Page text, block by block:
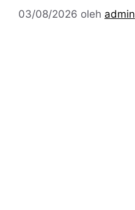
03/08/2026 oleh admin